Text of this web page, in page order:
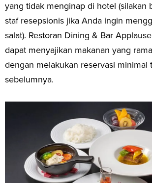
yang tidak menginap di hotel (silakan
staf resepsionis jika Anda ingin
salat). Restoran Dining & Bar
dapat menyajikan makanan yang
dengan melakukan reservasi minimal
sebelumnya.